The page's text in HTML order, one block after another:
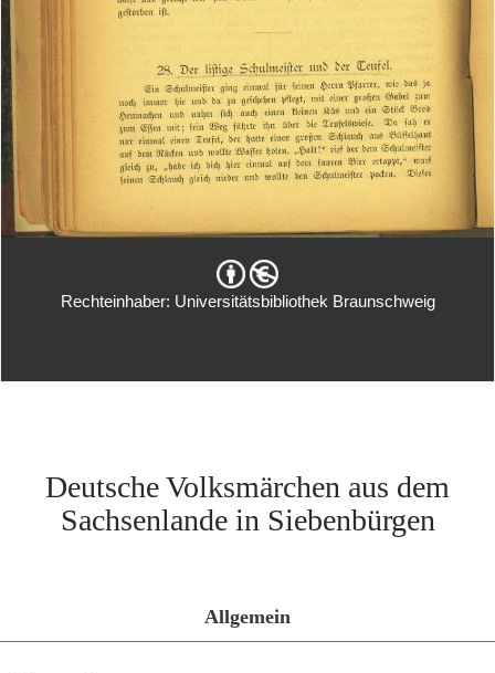
Rechteinhaber: Universitätsbibliothek Braunschweig
Deutsche Volksmärchen aus dem
Sachsenlande in Siebenbürgen
Allgemein